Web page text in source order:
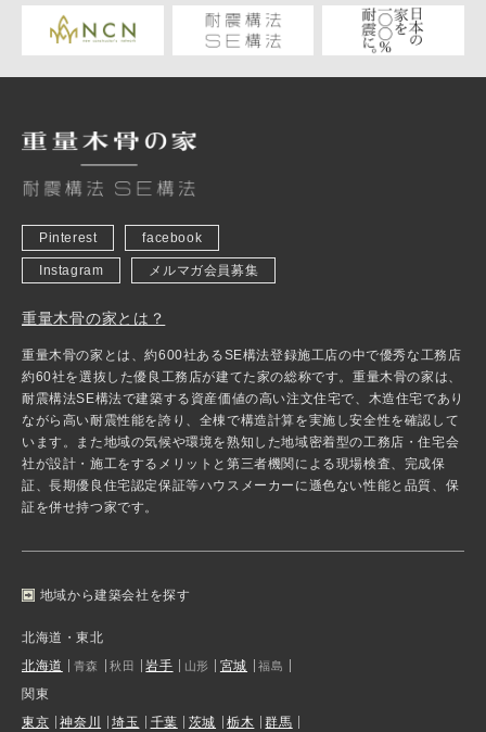
Pinterest facebook
Instagram メルマガ会員募集
重量木骨の家とは？
重量木骨の家とは、約600社あるSE構法登録施工店の中で優秀な工務店
約60社を選抜した優良工務店が建てた家の総称です。重量木骨の家は、
耐震構法SE構法で建築する資産価値の高い注文住宅で、木造住宅であり
ながら高い耐震性能を誇り、全棟で構造計算を実施し安全性を確認して
います。また地域の気候や環境を熟知した地域密着型の工務店・住宅会
社が設計・施工をするメリットと第三者機関による現場検査、完成保
証、長期優良住宅認定保証等ハウスメーカーに遜色ない性能と品質、保
証を併せ持つ家です。
地域から建築会社を探す
北海道・東北
北海道
青森 秋田 岩手 山形 宮城 福島
関東
東京
神奈川 埼玉 千葉 茨城 栃木
群馬